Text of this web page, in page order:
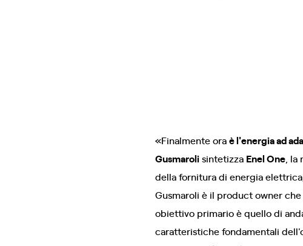
«Finalmente oraè l'energia ad
Gusmarolisintetizza Enel One ,
della fornitura di energia
Gusmaroli è il product owner
obiettivo primario è quello di
caratteristiche fondamentali